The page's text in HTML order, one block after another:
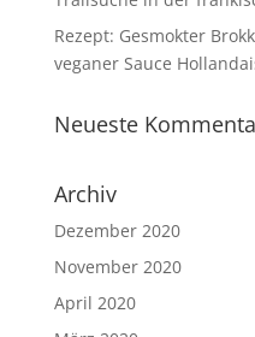
Rezept: Gesmokter
veganer Sauce
Neueste
Archiv
Dezember 2020
November 2020
April 2020